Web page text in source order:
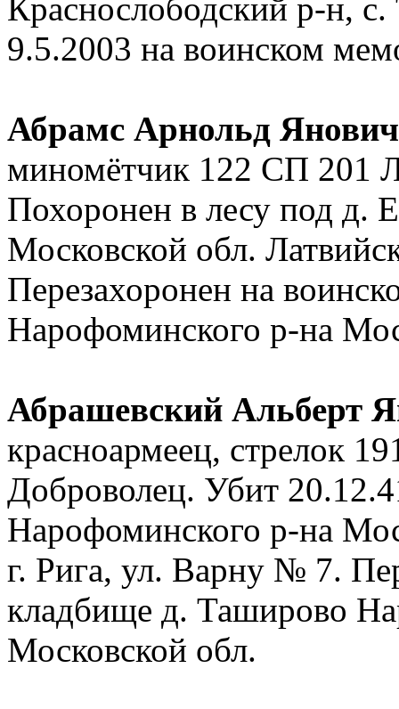
Краснослободский р-н,
9.5.2003 на воинском
Абрамс Арнольд Янович
миномётчик 122 СП 201
Похоронен в лесу под д.
Московской обл.
Перезахоронен на
Нарофоминского р-на
Абрашевский Альберт
красноармеец, стрелок
Доброволец. Убит
Нарофоминского р-на
г. Рига, ул. Варну № 7.
кладбище д. Таширово
Московской обл.